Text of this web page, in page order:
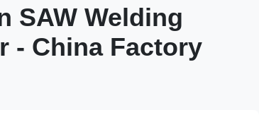
SAW Welding
- China Factory